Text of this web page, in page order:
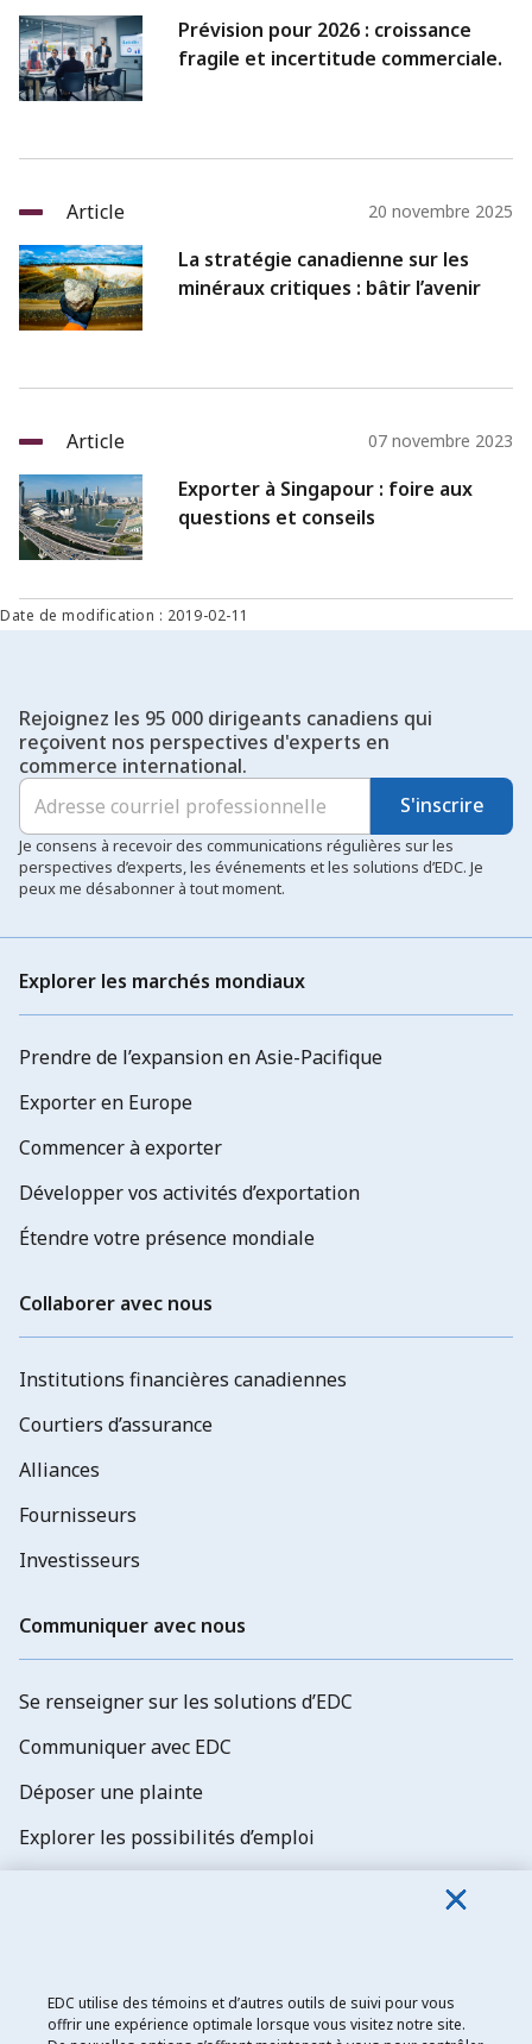
Prévision pour 2026 : croissance
fragile et incertitude commerciale.
Article 20 novembre 2025
La stratégie canadienne sur les
minéraux critiques : bâtir l’avenir
Article 07 novembre 2023
Exporter à Singapour : foire aux
questions et conseils
Date de modification : 2019-02-11
Rejoignez les 95 000 dirigeants canadiens qui
reçoivent nos perspectives d'experts en
commerce international.
S'inscrire
Je consens à recevoir des communications régulières sur les
perspectives d’experts, les événements et les solutions d’EDC. Je
peux me désabonner à tout moment.
Explorer les marchés mondiaux
Prendre de l’expansion en Asie-Pacifique
Exporter en Europe
Commencer à exporter
Développer vos activités d’exportation
Étendre votre présence mondiale
Collaborer avec nous
Institutions financières canadiennes
Courtiers d’assurance
Alliances
Fournisseurs
Investisseurs
Communiquer avec nous
Se renseigner sur les solutions d’EDC
Communiquer avec EDC
Déposer une plainte
Explorer les possibilités d’emploi
EDC utilise des témoins et d’autres outils de suivi pour vous
offrir une expérience optimale lorsque vous visitez notre site.